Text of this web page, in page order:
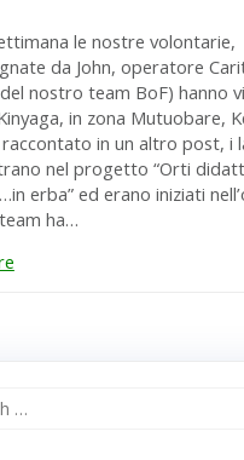
le nostre volontarie,
da John, operatore
nostro team BoF) hanno
in zona Mutuobare,
in un altro post, i
nel progetto “Orti
erba” ed erano iniziati
ha…